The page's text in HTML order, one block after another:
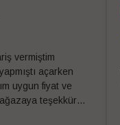
vermiştim
açarken
uygun fiyat ve
teşekkür